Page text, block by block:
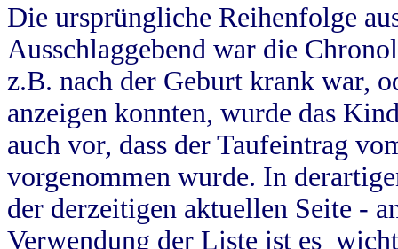
Die ursprüngliche Reihenfolge
Ausschlaggebend war die
z.B. nach der Geburt krank war,
anzeigen konnten, wurde das
auch vor, dass der Taufeintrag
vorgenommen wurde. In
der derzeitigen aktuellen Seite -
Verwendung der Liste ist es